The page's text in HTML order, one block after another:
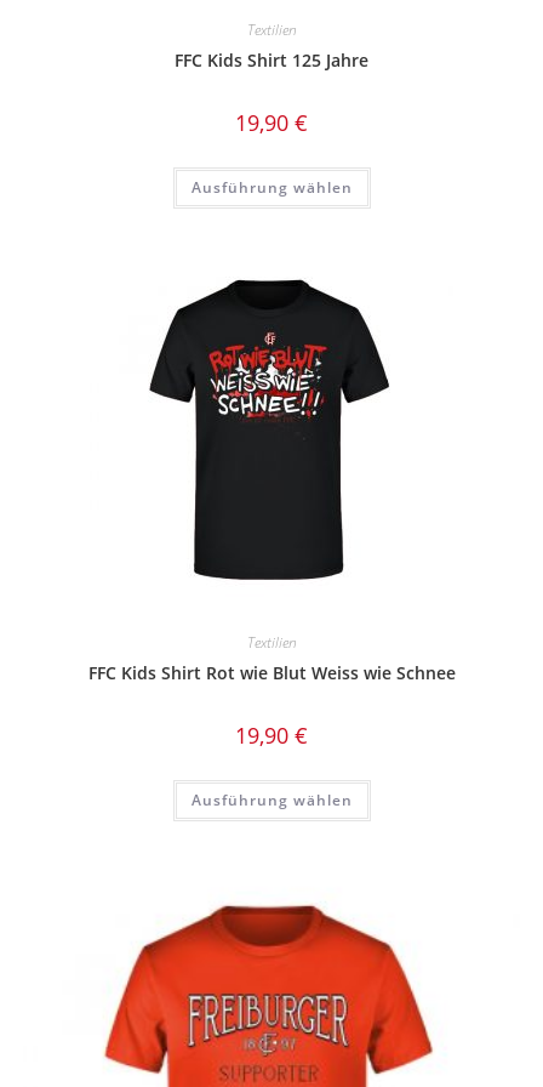
Textilien
FFC Kids Shirt 125 Jahre
19,90 €
Ausführung wählen
Dieses
weist
auf
der
Produktseite
gewählt
werden
Textilien
FFC Kids Shirt Rot wie Blut Weiss wie Schnee
19,90 €
Ausführung wählen
Dieses
weist
auf
der
Produktseite
gewählt
werden